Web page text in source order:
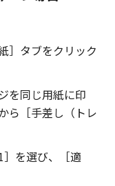
］タブをクリック
を同じ用紙に印
ら［手差し（トレ
を選び、［適